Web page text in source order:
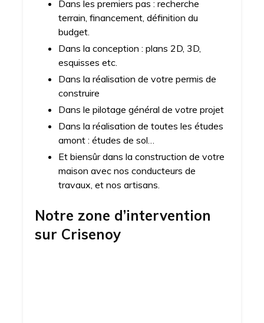
Dans les premiers pas : recherche
terrain, financement, définition du
budget.
Dans la conception : plans 2D, 3D,
esquisses etc.
Dans la réalisation de votre permis de
construire
Dans le pilotage général de votre projet
Dans la réalisation de toutes les études
amont : études de sol…
Et biensûr dans la construction de votre
maison avec nos conducteurs de
travaux, et nos artisans.
Notre zone d’intervention
sur Crisenoy